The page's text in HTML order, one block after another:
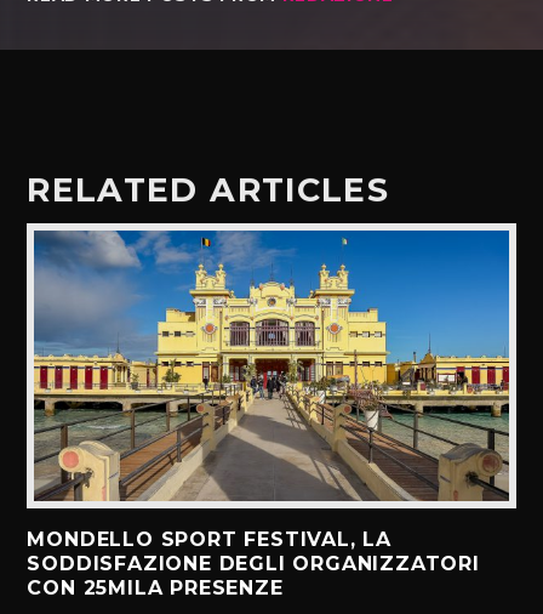
RELATED ARTICLES
MONDELLO SPORT FESTIVAL, LA
SODDISFAZIONE DEGLI ORGANIZZATORI
CON 25MILA PRESENZE